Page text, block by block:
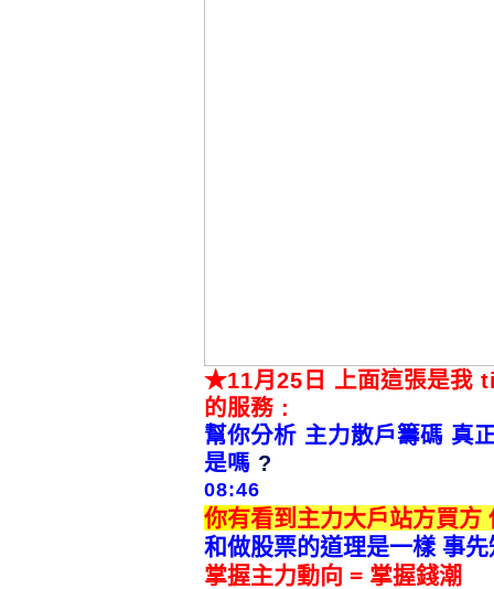
★11月25日 上面這張是我
的服務 :
幫你分析 主力散戶籌碼 真
是嗎 ?
08:46
你有看到主力大戶站方買
和做股票的道理是一樣 事
掌握主力動向 = 掌握錢潮